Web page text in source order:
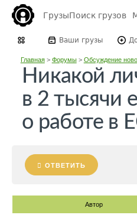
ГрузыПоиск грузов
Ваши грузы
Главная> Форумы> Обсуждение
Никакой
в 2 тысячи
о работе в
ОТВЕТИТЬ
Автор